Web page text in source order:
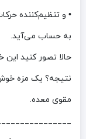
• و تنظیم‌کننده
به حساب می‌آید.
حالا تصور کنید این
نتیجه؟ یک مزه
مقوی معده.